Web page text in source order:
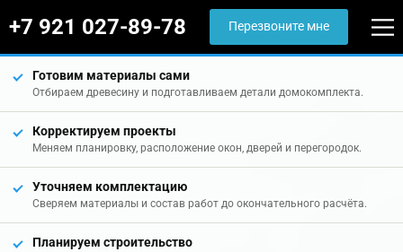
+7 921 027-89-78 Перезвоните мне
Готовим материалы сами
Отбираем древесину и подготавливаем детали домокомплекта.
Корректируем проекты
Меняем планировку, расположение окон, дверей и перегородок.
Уточняем комплектацию
Сверяем материалы и состав работ до окончательного расчёта.
Планируем строительство